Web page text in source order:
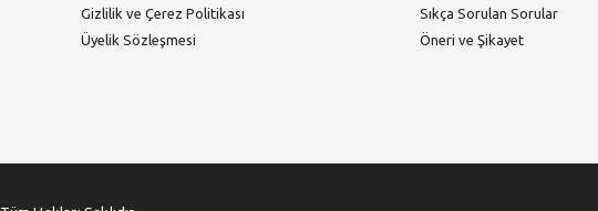
Gizlilik ve Çerez Politikası
Üyelik Sözleşmesi
Sıkça Sorulan Sorular
Öneri ve Şikayet